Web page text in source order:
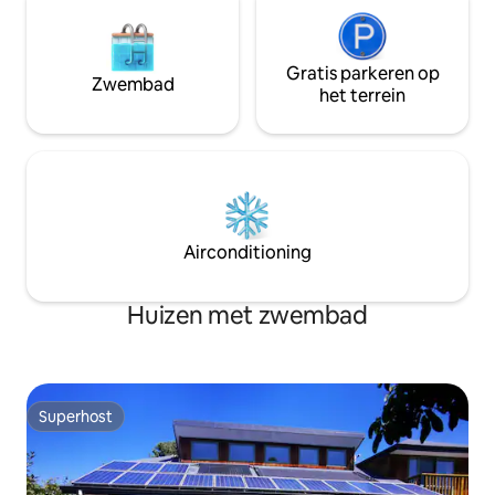
Zwembad
Gratis parkeren op
het terrein
Airconditioning
Huizen met zwembad
Superhost
Superhost